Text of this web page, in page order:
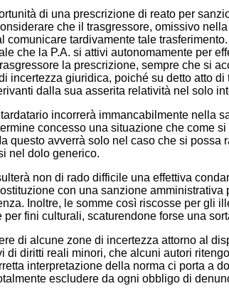
di una prescrizione di reato per
che il trasgressore, omissivo
comunicare tardivamente tale
che la P.A. si attivi autonomamente per
la prescrizione, sempre che si
incertezza giuridica, poiché su detto atto
dalla sua asserita relatività nel solo
incorrerà immancabilmente nella
concesso una situazione che come
questo avverrà solo nel caso che si
nel dolo generico.
non di rado difficile una effettiva
con una sanzione
Inoltre, le somme così riscosse per gli
fini culturali, scaturendone forse una
di alcune zone di incertezza attorno al
di diritti reali minori, che alcuni autori
interpretazione della norma ci porta a
escludere da ogni obbligo di